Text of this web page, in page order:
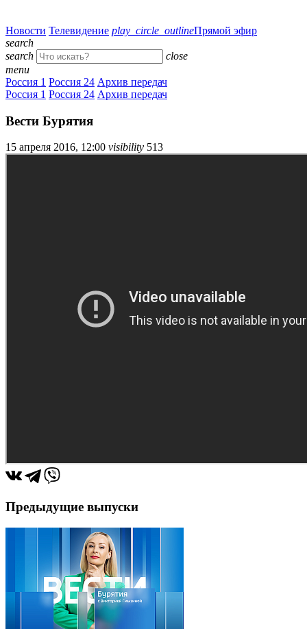
Новости Телевидение play_circle_outlineПрямой эфир
search
search
close
menu
Россия 1 Россия 24 Архив передач
Россия 1 Россия 24 Архив передач
Вести Бурятия
15 апреля 2016, 12:00 visibility 513
Предыдущие выпуски